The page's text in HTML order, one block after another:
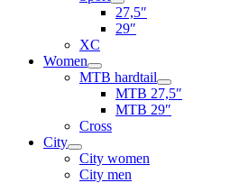
27,5″
29″
XC
Women
MTB hardtail
MTB 27,5″
MTB 29″
Cross
City
City women
City men